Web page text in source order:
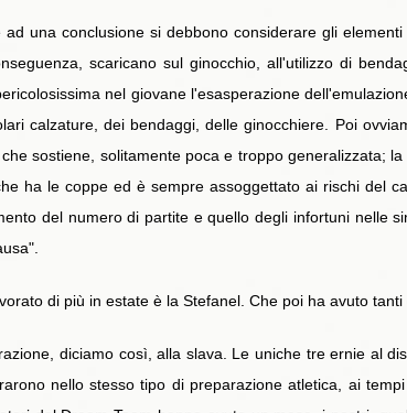
una conclusione si debbono considerare gli
scaricano sul ginocchio, all'utilizzo di
nel giovane l'esasperazione
calzature, dei bendaggi, delle ginocchiere. Poi
sostiene, solitamente poca e troppo generalizzata;
ha le coppe ed è sempre assoggettato ai rischi del
del numero di partite e quello degli infortuni nelle
di più in estate è la Stefanel. Che poi ha avuto tanti
diciamo così, alla slava. Le uniche tre ernie al
nello stesso tipo di preparazione atletica, ai